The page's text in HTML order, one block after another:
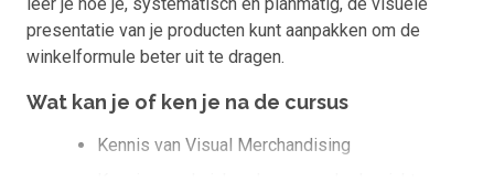
leer je hoe je, systematisch en planmatig, de visuele
presentatie van je producten kunt aanpakken om de
winkelformule beter uit te dragen.
Wat kan je of ken je na de cursus
Kennis van Visual Merchandising